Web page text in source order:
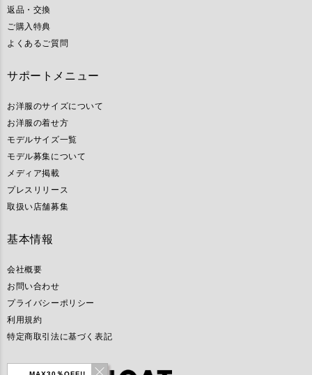
返品・交換
ご購入特典
よくあるご質問
サポートメニュー
お洋服のサイズについて
お洋服の着せ方
モデルサイズ一覧
モデル募集について
メディア掲載
プレスリリース
取扱い店舗募集
基本情報
会社概要
お問い合わせ
プライバシーポリシー
利用規約
特定商取引法に基づく表記